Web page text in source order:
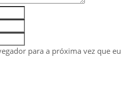
para a próxima vez que